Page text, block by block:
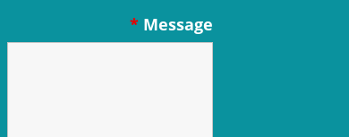
Message
*